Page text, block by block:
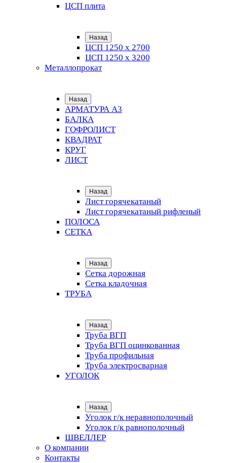
ЦСП плита
Назад
ЦСП 1250 х 2700
ЦСП 1250 х 3200
Металлопрокат
Назад
АРМАТУРА А3
БАЛКА
ГОФРОЛИСТ
КВАДРАТ
КРУГ
ЛИСТ
Назад
Лист горячекатаный
Лист горячекатаный рифленый
ПОЛОСА
СЕТКА
Назад
Сетка дорожная
Сетка кладочная
ТРУБА
Назад
Труба ВГП
Труба ВГП оцинкованная
Труба профильная
Труба электросварная
УГОЛОК
Назад
Уголок г/к неравнополочный
Уголок г/к равнополочный
ШВЕЛЛЕР
О компании
Контакты